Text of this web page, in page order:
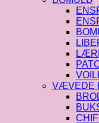
VÆVEDE